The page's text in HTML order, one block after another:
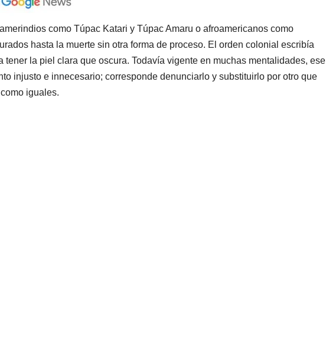
como Túpac Katari y Túpac Amaru o afroamericanos como
hasta la muerte sin otra forma de proceso. El orden colonial escribía
tener la piel clara que oscura. Todavía vigente en muchas mentalidades, ese
injusto e innecesario; corresponde denunciarlo y substituirlo por otro que
iguales.